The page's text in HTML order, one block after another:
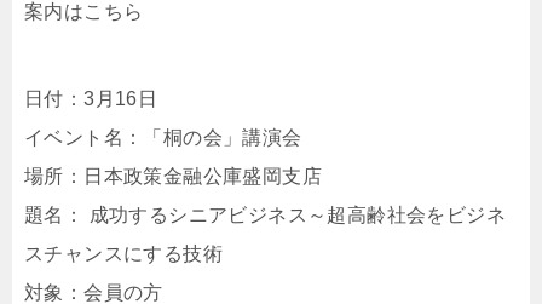
案内はこちら
日付：3月16日
イベント名：「桐の会」講演会
場所：日本政策金融公庫盛岡支店
題名： 成功するシニアビジネス～超高齢社会をビジネ
スチャンスにする技術
対象：会員の方